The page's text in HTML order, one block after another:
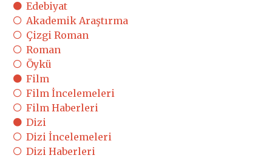
Edebiyat
Akademik Araştırma
Çizgi Roman
Roman
Öykü
Film
Film İncelemeleri
Film Haberleri
Dizi
Dizi İncelemeleri
Dizi Haberleri